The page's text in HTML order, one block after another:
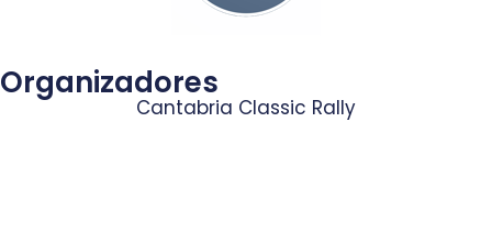
Organizadores
Cantabria Classic Rally